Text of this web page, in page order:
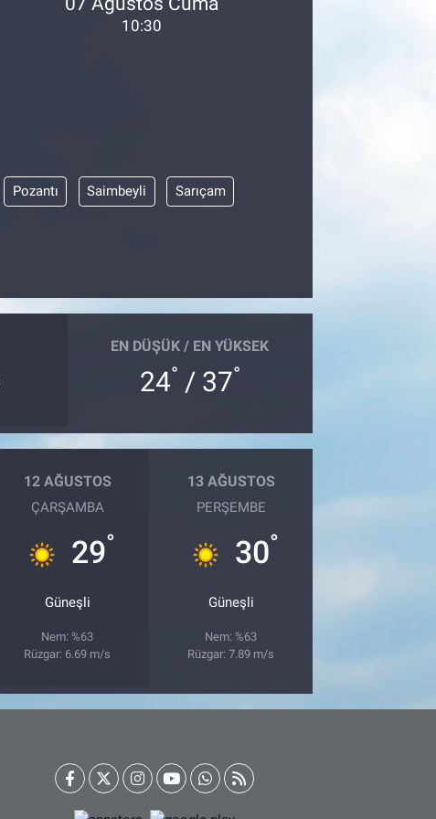
10:30
Pozantı Saimbeyli Sarıçam
EN DÜŞÜK / EN YÜKSEK
24° / 37°
12 AĞUSTOS
ÇARŞAMBA
29°
Güneşli
Nem: %63
Rüzgar: 6.69 m/s
13 AĞUSTOS
PERŞEMBE
30°
Güneşli
Nem: %63
Rüzgar: 7.89 m/s